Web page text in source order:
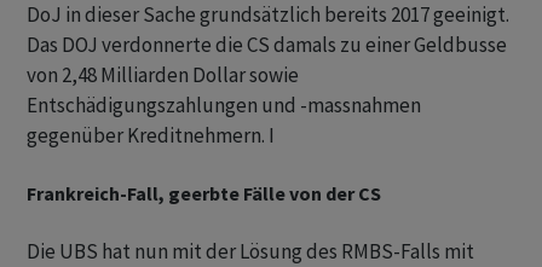
DoJ in dieser Sache grundsätzlich bereits 2017 geeinigt.
Das DOJ verdonnerte die CS damals zu einer Geldbusse
von 2,48 Milliarden Dollar sowie
Entschädigungszahlungen und -massnahmen
gegenüber Kreditnehmern. I
Frankreich-Fall, geerbte Fälle von der CS
Die UBS hat nun mit der Lösung des RMBS-Falls mit